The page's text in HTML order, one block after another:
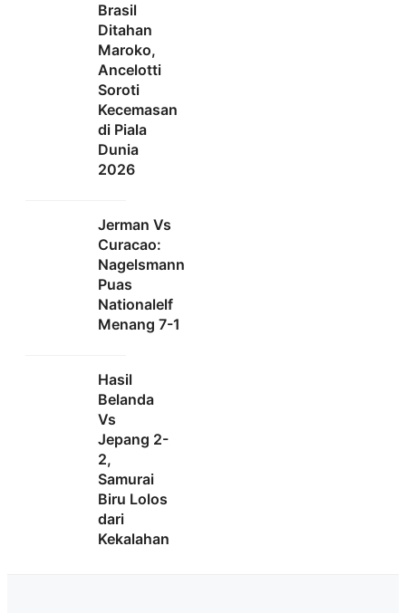
Brasil
Ditahan
Maroko,
Ancelotti
Soroti
Kecemasan
di Piala
Dunia
2026
Jerman Vs
Curacao:
Nagelsmann
Puas
Nationalelf
Menang 7-1
Hasil
Belanda
Vs
Jepang 2-
2,
Samurai
Biru Lolos
dari
Kekalahan